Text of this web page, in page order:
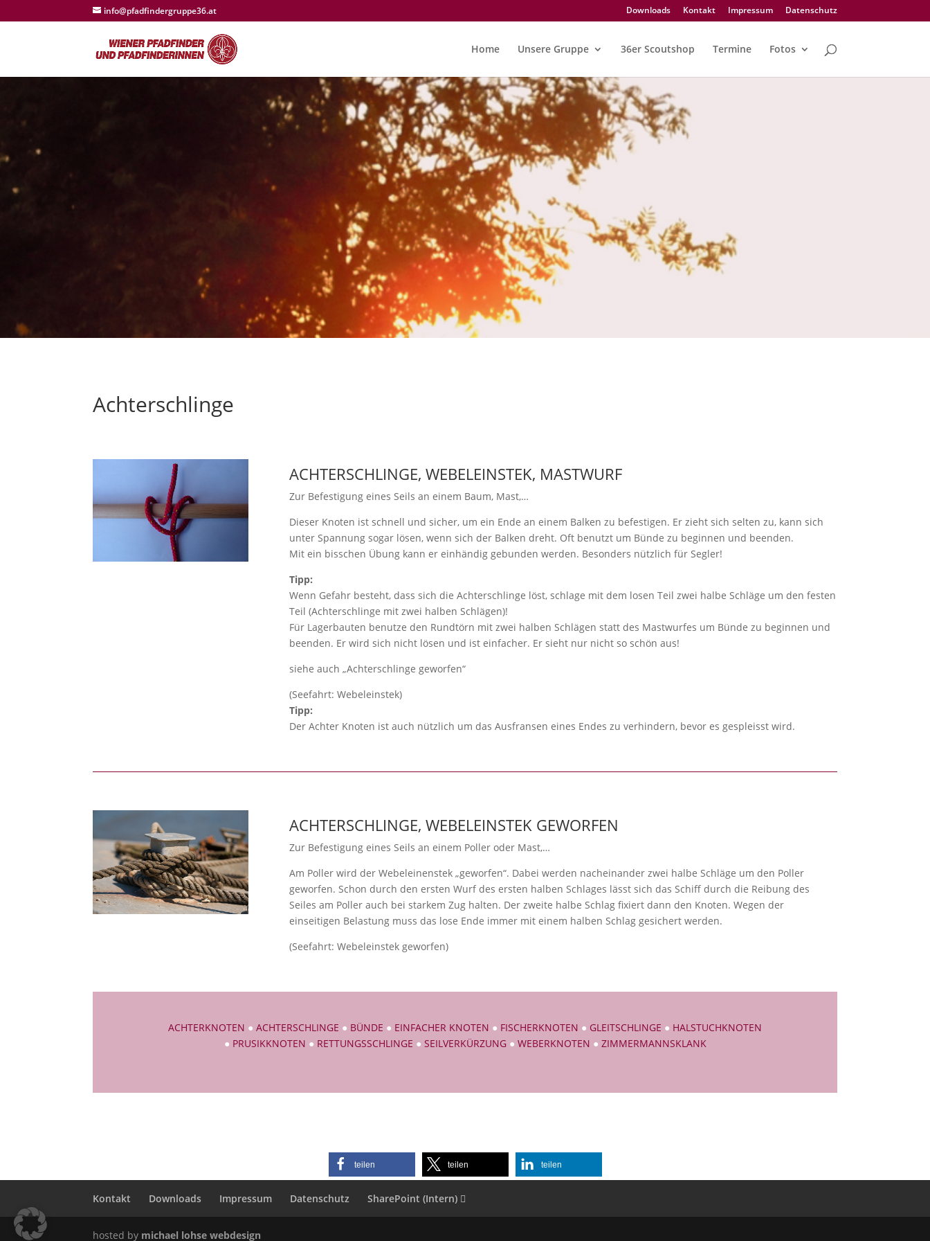
info@pfadfindergruppe36.at Downloads Kontakt Impressum Datenschutz
Home Unsere Gruppe 36er Scoutshop Termine Fotos
Achterschlinge
ACHTERSCHLINGE, WEBELEINSTEK, MASTWURF
Zur Befestigung eines Seils an einem Baum, Mast,…
Dieser Knoten ist schnell und sicher, um ein Ende an einem Balken zu befestigen. Er zieht sich selten zu, kann sich
unter Spannung sogar lösen, wenn sich der Balken dreht. Oft benutzt um Bünde zu beginnen und beenden.
Mit ein bisschen Übung kann er einhändig gebunden werden. Besonders nützlich für Segler!
Tipp:
Wenn Gefahr besteht, dass sich die Achterschlinge löst, schlage mit dem losen Teil zwei halbe Schläge um den festen
Teil (Achterschlinge mit zwei halben Schlägen)!
Für Lagerbauten benutze den Rundtörn mit zwei halben Schlägen statt des Mastwurfes um Bünde zu beginnen und
beenden. Er wird sich nicht lösen und ist einfacher. Er sieht nur nicht so schön aus!
siehe auch „Achterschlinge geworfen“
(Seefahrt: Webeleinstek)
Tipp:
Der Achter Knoten ist auch nützlich um das Ausfransen eines Endes zu verhindern, bevor es gespleisst wird.
ACHTERSCHLINGE, WEBELEINSTEK GEWORFEN
Zur Befestigung eines Seils an einem Poller oder Mast,…
Am Poller wird der Webeleinenstek „geworfen“. Dabei werden nacheinander zwei halbe Schläge um den Poller
geworfen. Schon durch den ersten Wurf des ersten halben Schlages lässt sich das Schiff durch die Reibung des
Seiles am Poller auch bei starkem Zug halten. Der zweite halbe Schlag fixiert dann den Knoten. Wegen der
einseitigen Belastung muss das lose Ende immer mit einem halben Schlag gesichert werden.
(Seefahrt: Webeleinstek geworfen)
ACHTERKNOTEN ● ACHTERSCHLINGE ● BÜNDE ● EINFACHER KNOTEN ● FISCHERKNOTEN ● GLEITSCHLINGE ● HALSTUCHKNOTEN
● PRUSIKKNOTEN ● RETTUNGSSCHLINGE ● SEILVERKÜRZUNG● WEBERKNOTEN ● ZIMMERMANNSKLANK
teilen teilen teilen
Kontakt Downloads Impressum Datenschutz SharePoint (Intern)
hosted by michael lohse webdesign